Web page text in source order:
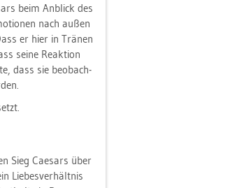
beim An­blick des
nach außen
er hier in Trä­nen
seine Re­ak­ti­on
dass sie be­ob­ach­
Sieg Cae­sars über
Lie­bes­ver­hält­nis